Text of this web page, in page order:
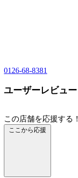
0126-68-8381
ユーザーレビュー
この店舗を応援する！
ここから応援